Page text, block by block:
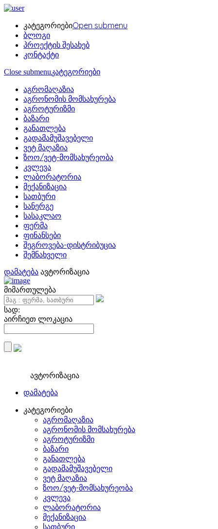
კატეგორიებიOpen submenu
ბლოგი
პროექტის შესახებ
კონტაქტი
Close submenuკატეგორიები
აგრომაღაზია
აგრონომის მომსახურება
აგროტურიზმი
ბაზარი
განათლება
გადამამუშავებელი
ვეტ მაღაზია
ზოო/ვეტ-მომსახურეობა
კვლევა
ლაბორატორია
მექანიზაცია
სათბური
სანერგე
სასაკლაო
ფერმა
ფინანსები
შეგროვება-დისტრიბუცია
შემნახველი
დამატება ავტორიზაცია
მიმართულება
სად:
აირჩიეთ ლოკაცია
ავტორიზაცია
დამატება
კატეგორიები
აგრომაღაზია
აგრონომის მომსახურება
აგროტურიზმი
ბაზარი
განათლება
გადამამუშავებელი
ვეტ მაღაზია
ზოო/ვეტ-მომსახურეობა
კვლევა
ლაბორატორია
მექანიზაცია
სათბური